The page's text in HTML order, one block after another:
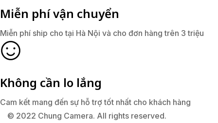
Miễn phí vận chuyển
Miễn phí ship cho tại Hà Nội và cho đơn hàng trên 3 triệu
Không cần lo lắng
Cam kết mang đến sự hỗ trợ tốt nhất cho khách hàng
© 2022 Chung Camera. All rights reserved.